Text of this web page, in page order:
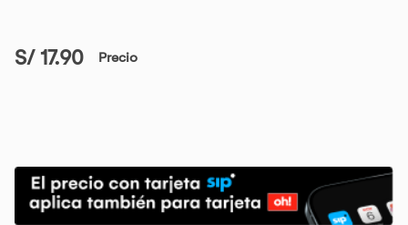
S/ 17.90 Precio